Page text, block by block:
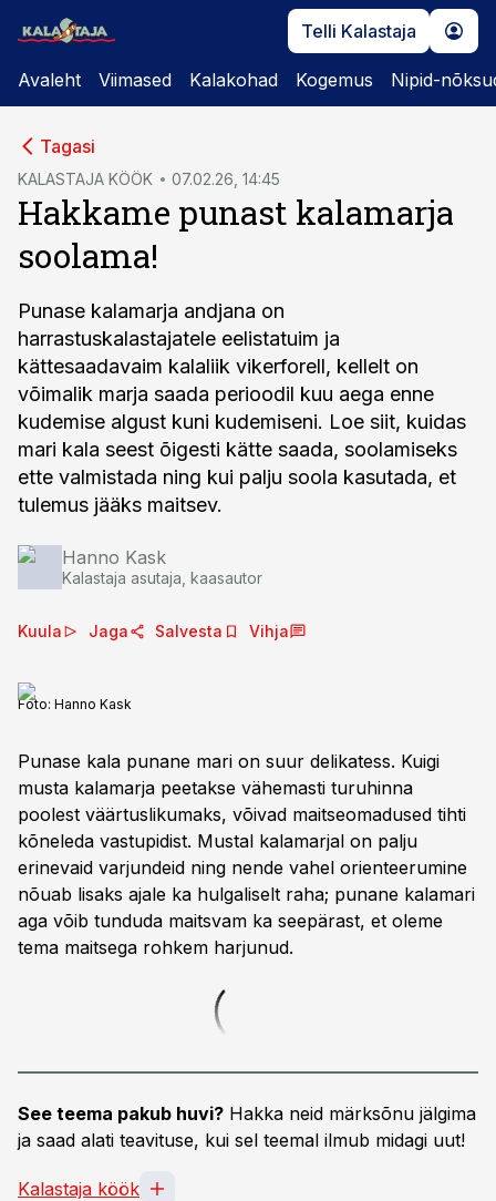
Telli Kalastaja
Avaleht Viimased Kalakohad Kogemus Nipid-
Tagasi
KALASTAJA KÖÖK 07.02.26, 14:45
Hakkame punast kalamarja
soolama!
Punase kalamarja andjana on
harrastuskalastajatele eelistatuim ja
kättesaadavaim kalaliik vikerforell, kellelt on
võimalik marja saada perioodil kuu aega enne
kudemise algust kuni kudemiseni. Loe siit, kuidas
mari kala seest õigesti kätte saada, soolamiseks
ette valmistada ning kui palju soola kasutada, et
tulemus jääks maitsev.
Hanno Kask
Kalastaja asutaja, kaasautor
Kuula Jaga Salvesta Vihja
Foto: Hanno Kask
Punase kala punane mari on suur delikatess. Kuigi
musta kalamarja peetakse vähemasti turuhinna
poolest väärtuslikumaks, võivad maitseomadused tihti
kõneleda vastupidist. Mustal kalamarjal on palju
erinevaid varjundeid ning nende vahel orienteerumine
nõuab lisaks ajale ka hulgaliselt raha; punane kalamari
aga võib tunduda maitsvam ka seepärast, et oleme
tema maitsega rohkem harjunud.
See teema pakub huvi? Hakka neid märksõnu jälgima
ja saad alati teavituse, kui sel teemal ilmub midagi uut!
Kalastaja köök